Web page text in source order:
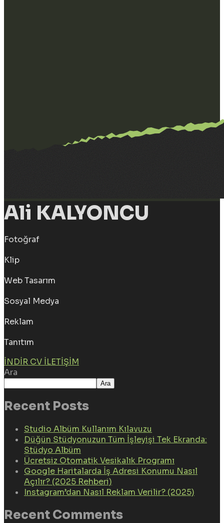
Ali KALYONCU
Fotoğraf
Klip
Web Tasarım
Sosyal Medya
Reklam
Tanıtım
İNDIR CV İLETIŞIM
Ara
Ara
Recent Posts
Studio Albüm Kullanım Kılavuzu
Düğün Stüdyonuzun Tüm İşleyişi Tek Ekranda:
Stüdyo Albüm
Ücretsiz Otomatik Vesikalık Programı
Google Haritalarda İş Adresi Konumu Nasıl
Açılır? (2025 Rehberi)
Instagram’dan Nasıl Reklam Verilir? (2025)
Recent Comments